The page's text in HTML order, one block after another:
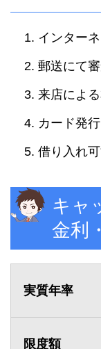
インター
郵送にて
来店によ
カード発行
借り入れ
キャ
金利
実質年率
限度額